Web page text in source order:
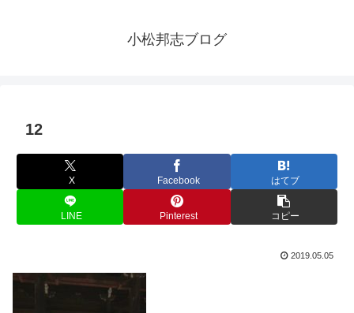
小松邦志ブログ
12
X Facebook はてブ
LINE Pinterest コピー
2019.05.05